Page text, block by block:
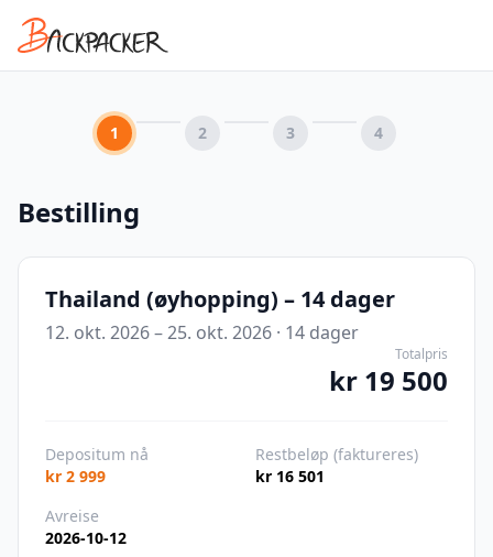
1 2 3 4
Bestilling
Thailand (øyhopping) – 14 dager
12. okt. 2026 – 25. okt. 2026 · 14 dager
Totalpris
kr 19 500
Depositum nå
kr 2 999
Restbeløp (faktureres)
kr 16 501
Avreise
2026-10-12